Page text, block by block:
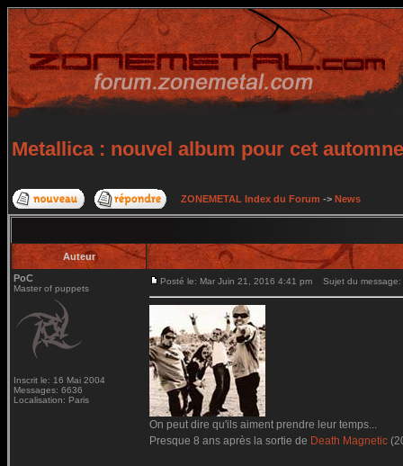
Metallica : nouvel album pour cet automne
ZONEMETAL Index du Forum -> News
Auteur
PoC
Master of puppets
Inscrit le: 16 Mai 2004
Messages: 6636
Localisation: Paris
Posté le: Mar Juin 21, 2016 4:41 pm Sujet du message:
On peut dire qu'ils aiment prendre leur temps...
Presque 8 ans après la sortie de Death Magnetic